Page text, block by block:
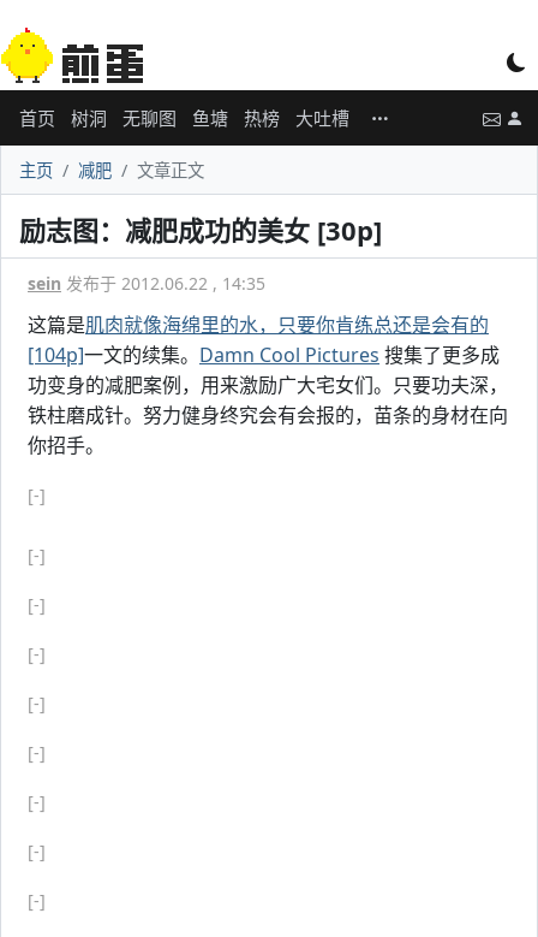
首页 树洞 无聊图 鱼塘 热榜 大吐槽
主页 减肥 文章正文
励志图：减肥成功的美女 [30p]
sein 发布于 2012.06.22 , 14:35
这篇是肌肉就像海绵里的水，只要你肯练总还是会有的
[104p]一文的续集。 Damn Cool Pictures 搜集了更多成
功变身的减肥案例，用来激励广大宅女们。只要功夫深，
铁柱磨成针。努力健身终究会有会报的，苗条的身材在向
你招手。
[-]
[-]
[-]
[-]
[-]
[-]
[-]
[-]
[-]